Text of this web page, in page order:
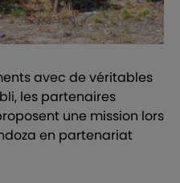
avec de véritables
les partenaires
une mission lors
en partenariat